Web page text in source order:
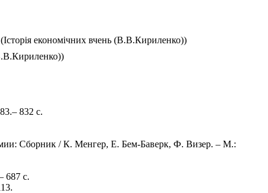
економічних вчень (В.В.Кириленко))
832 с.
Сборник / К. Менгер, Е. Бем-Баверк, Ф. Визер. – М.:
687 с.